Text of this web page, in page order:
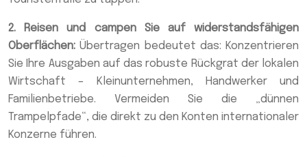
2. Reisen und campen Sie auf widerstandsfähigen
Oberflächen: Übertragen bedeutet das: Konzentrieren
Sie Ihre Ausgaben auf das robuste Rückgrat der lokalen
Wirtschaft – Kleinunternehmen, Handwerker und
Familienbetriebe. Vermeiden Sie die „dünnen
Trampelpfade“, die direkt zu den Konten internationaler
Konzerne führen.